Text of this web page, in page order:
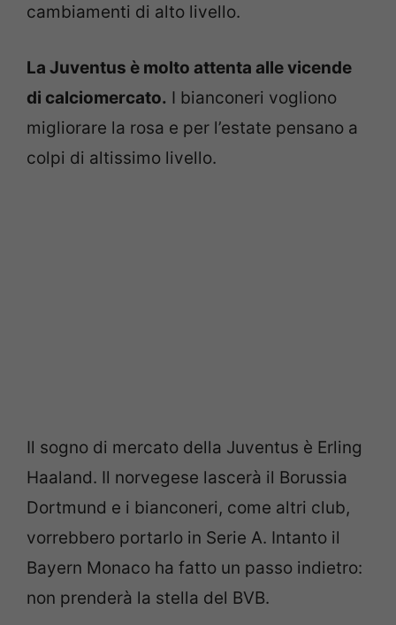
cambiamenti di alto livello.
La Juventus è molto attenta alle vicende
di calciomercato. I bianconeri vogliono
migliorare la rosa e per l’estate pensano a
colpi di altissimo livello.
Il sogno di mercato della Juventus è Erling
Haaland. Il norvegese lascerà il Borussia
Dortmund e i bianconeri, come altri club,
vorrebbero portarlo in Serie A. Intanto il
Bayern Monaco ha fatto un passo indietro:
non prenderà la stella del BVB.